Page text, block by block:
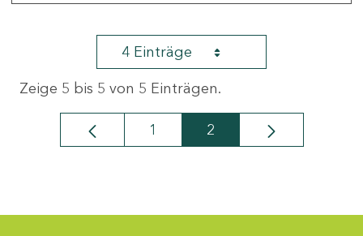
4 Einträge
Zeige 5 bis 5 von 5 Einträgen.
Seite
1 Seite
2